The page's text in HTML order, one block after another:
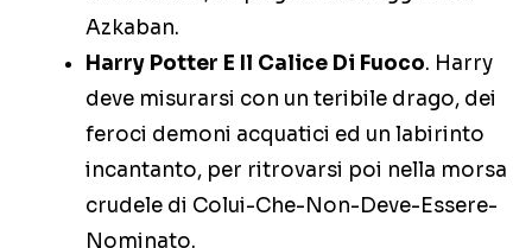
Azkaban.
Harry Potter E Il Calice Di Fuoco. Harry
deve misurarsi con un teribile drago, dei
feroci demoni acquatici ed un labirinto
incantanto, per ritrovarsi poi nella morsa
crudele di Colui-Che-Non-Deve-Essere-
Nominato.